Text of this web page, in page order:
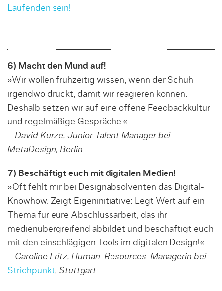
Laufenden sein!
6) Macht den Mund auf!
»Wir wollen frühzeitig wissen, wenn der Schuh
irgendwo drückt, damit wir reagieren können.
Deshalb setzen wir auf eine offene Feedbackkultur
und regelmäßige Gespräche.«
– David Kurze, Junior Talent Manager bei
MetaDesign, Berlin
7) Beschäftigt euch mit digitalen Medien!
»Oft fehlt mir bei Designabsolventen das Digital-
Knowhow. Zeigt Eigeninitiative: Legt Wert auf ein
Thema für eure Abschlussarbeit, das ihr
medienübergreifend abbildet und beschäftigt euch
mit den einschlägigen Tools im digitalen Design!«
– Caroline Fritz, Human-Resources-Managerin bei
Strichpunkt, Stuttgart